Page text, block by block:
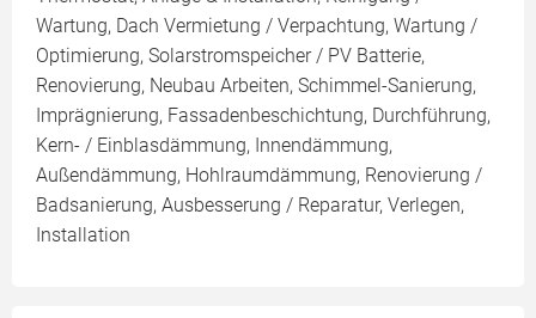
Wartung, Dach Vermietung / Verpachtung, Wartung /
Optimierung, Solarstromspeicher / PV Batterie,
Renovierung, Neubau Arbeiten, Schimmel-Sanierung,
Imprägnierung, Fassadenbeschichtung, Durchführung,
Kern- / Einblasdämmung, Innendämmung,
Außendämmung, Hohlraumdämmung, Renovierung /
Badsanierung, Ausbesserung / Reparatur, Verlegen,
Installation